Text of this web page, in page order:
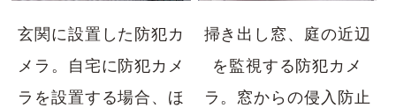
玄関に設置した防犯カ
メラ。自宅に防犯カメ
ラを設置する場合、ほ
掃き出し窓、庭の近辺
を監視する防犯カメ
ラ。窓からの侵入防止